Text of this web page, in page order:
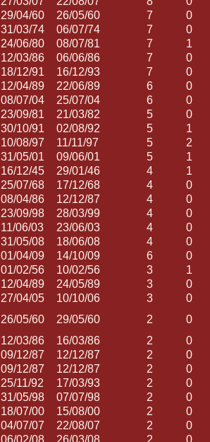
29/04/60 26/05/60 7
0
31/03/74 06/07/74 7
0
24/06/80 08/07/81 7
1
12/03/86 06/06/86 7
0
18/12/91 16/12/93 7
0
12/04/89 22/06/89 6
0
08/07/04 25/07/04 6
0
23/09/81 21/03/82 5
0
30/10/91 02/08/92 5
1
10/08/97 11/11/97 5
2
31/05/01 09/06/01 5
1
16/12/45 29/01/46 4
1
25/07/68 17/12/68 4
0
08/04/86 12/12/87 4
0
23/09/98 28/03/99 4
0
11/06/03 23/06/03 4
0
31/05/08 18/06/08 4
0
01/04/09 14/10/09 6
0
01/02/56 10/02/56 3
1
12/04/89 24/05/89 3
0
27/04/05 10/10/06 3
0
26/05/60 29/05/60 2
0
12/03/86 16/03/86 2
0
09/12/87 12/12/87 2
0
09/12/87 12/12/87 2
0
25/11/92 17/03/93 2
0
31/05/98 07/07/98 2
0
18/07/00 15/08/00 2
0
04/07/07 22/08/07 2
0
06/02/08 26/03/08 2
0